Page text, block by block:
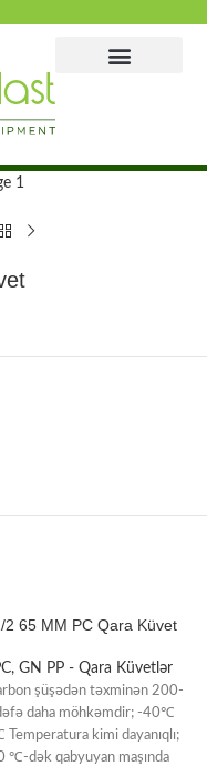
2 65 MM PC Qara Küvet
GN PP - Qara Küvetlər
şüşədən təxminən 200-
daha möhkəmdir; -40℃
kimi dayanıqlı;
℃-dək qabyuyan maşında